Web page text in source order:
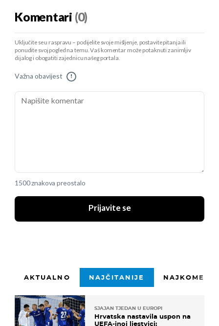
Komentari (0)
Uključite se u raspravu – podijelite svoje mišljenje, postavite pitanja ili
ponudite svoj pogled na temu. Vaš komentar može potaknuti zanimljiv
dijalog i obogatiti zajednicu našeg portala.
Važna obavijest !
1500 znakova preostalo
Prijavite se
AKTUALNO NAJČITANIJE
SJAJAN TJEDAN U EUROPI
Hrvatska nastavila uspon na
UEFA-inoj ljestvici: